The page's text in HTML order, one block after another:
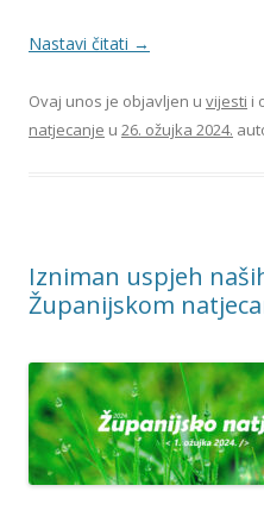
Nastavi čitati →
Ovaj unos je objavljen u vijesti i
natjecanje u 26. ožujka 2024.
Izniman uspjeh
Županijskom